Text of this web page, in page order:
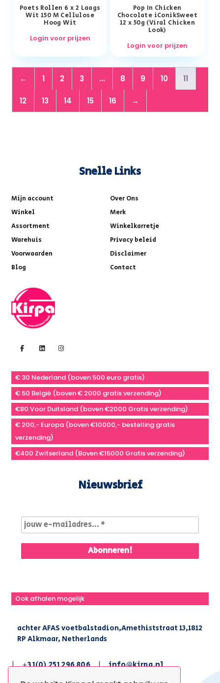
Poets Rollen 6 x 2 Laags
Wit 150 M Cellulose
Hoog Wit
Login voor prijzen
Pop In Chicken
Chocolate iConikSweet
12 x 50g (Viral Chicken
Look)
Login voor prijzen
← 1 2 3 ... 8 9 10 11
12 13 14 15 16 →
Snelle Links
Mijn account
Over Ons
Winkel
Merk
Assortment
Winkelkarretje
Warehuis
Privacy beleid
Voorwaarden
Disclaimer
Blog
Contact
€ 30 Nederland (boven 500 euro gratis)
€ 50 België (boven € 2000 gratis verzending)
€80 Voor Duitsland (boven €2000 Gratis verzending)
€ 200,- Europa (boven €10000,- bestelling gratis
verzending)
€400 Zwitserland (Boven €15000 Gratis verzending)
Nieuwsbrief
Ook afhalen mogelijk
achter AFAS voetbalstadion,Amethiststraat 13,1812
RP Alkmaar, Netherlands
| +31(0) 251 296 806 | info@kirpa.nl